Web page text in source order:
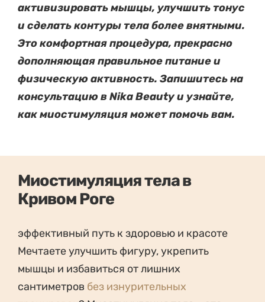
активизировать мышцы, улучшить тонус
и сделать контуры тела более внятными.
Это комфортная процедура, прекрасно
дополняющая правильное питание и
физическую активность. Запишитесь на
консультацию в Nika Beauty и узнайте,
как миостимуляция может помочь вам.
Миостимуляция тела в
Кривом Роге
эффективный путь к здоровью и красоте
Мечтаете улучшить фигуру, укрепить
мышцы и избавиться от лишних
сантиметров без изнурительных